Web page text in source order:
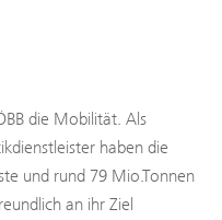
die Mobilität. Als
haben die
und rund 79 Mio.Tonnen
an ihr Ziel